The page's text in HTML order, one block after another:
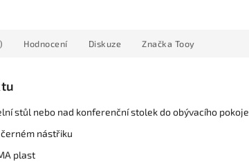
Hodnocení Diskuze Značka Tooy
stůl nebo nad konferenční stolek do obývacího pokoje
nástřiku
plast